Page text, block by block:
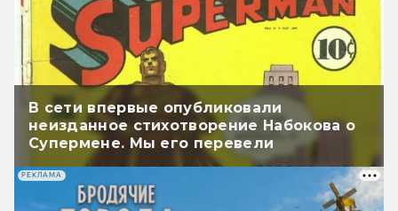
В сети впервые опубликовали
неизданное стихотворение Набокова о
Супермене. Мы его перевели
РЕКЛАМА